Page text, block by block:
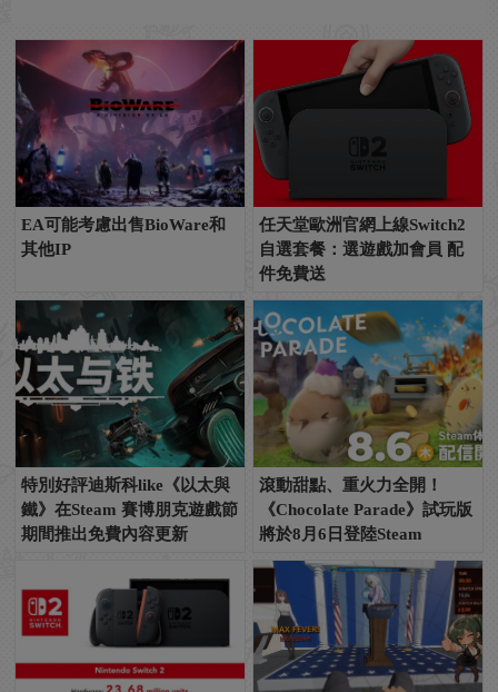
EA可能考慮出售BioWare和
其他IP
任天堂歐洲官網上線Switch2
自選套餐：選遊戲加會員 配
件免費送
特別好評迪斯科like《以太與
鐵》在Steam 賽博朋克遊戲節
期間推出免費內容更新
滾動甜點、重火力全開！
《Chocolate Parade》試玩版
將於8月6日登陸Steam